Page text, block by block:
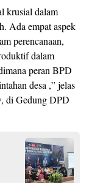
krusial dalam
Ada empat aspek
perencanaan,
dalam
peran BPD
desa ,” jelas
di Gedung DPD